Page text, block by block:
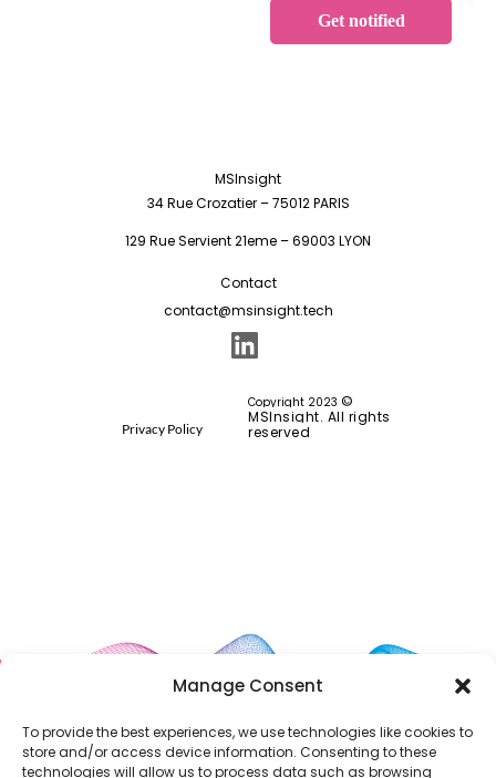
Manage Consent
To provide the best experiences, we use technologies like cookies to
store and/or access device information. Consenting to these
technologies will allow us to process data such as browsing
MSInsight
34 Rue Crozatier – 75012 PARIS
129 Rue Servient 21eme – 69003 LYON
Contact
contact@msinsight.tech
Privacy Policy
Copyright 2023 ©
MSInsight. All rights
reserved